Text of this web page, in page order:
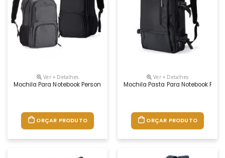
Ver + Detalhes
Mochila Para Notebook Personalizada
ORÇAR PRODUTO
Ver + Detalhes
Mochila Pasta Para Notebook
ORÇAR PRODUTO